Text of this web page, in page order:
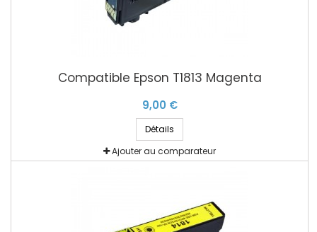
Compatible Epson T1813 Magenta
9,00 €
Détails
Ajouter au comparateur